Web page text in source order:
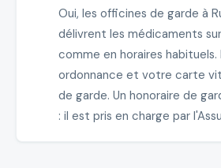
Oui, les officines de garde à
délivrent les médicaments
comme en horaires
ordonnance et votre carte
de garde. Un honoraire de
: il est pris en charge par